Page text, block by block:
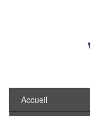
Accueil